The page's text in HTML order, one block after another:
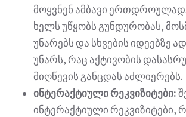
მოყვნენ ამბავი ერთდროულად.
ხელს უწყობს გუნდურობას,
უნარებს და სხვების იდეებზე
უნარს, რაც აქტივობის
მიღწევის განცდას აძლიერებს.
ინტერაქტიული რეკვიზიტები:
ინტერაქტიული რეკვიზიტები,